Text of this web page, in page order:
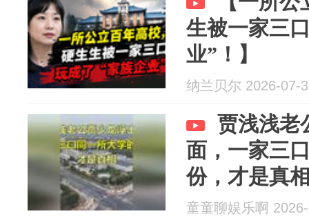
生被一家三
业”！】
纳兰贝尔 2026-07-
贾浅浅老
面，一家三
份，才是真
童童聊娱乐啊